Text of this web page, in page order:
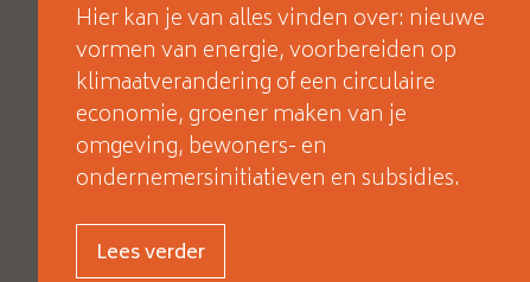
Hier kan je van alles vinden over: nieuwe
vormen van energie, voorbereiden op
klimaatverandering of een circulaire
economie, groener maken van je
omgeving, bewoners- en
ondernemersinitiatieven en subsidies.
Lees verder